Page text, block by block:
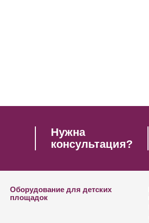
Нужна
консультация?
Оборудование для детских
площадок